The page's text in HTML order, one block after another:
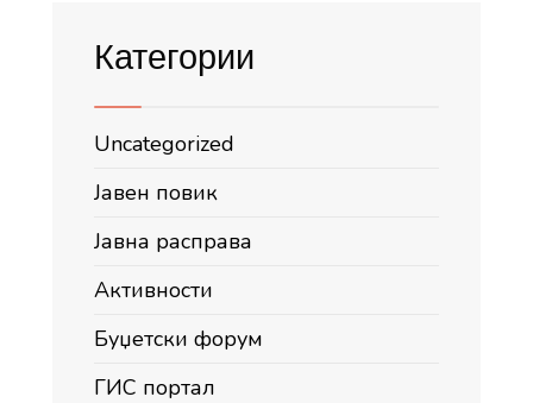
Категории
Uncategorized
Јавен повик
Јавна расправа
Активности
Буџетски форум
ГИС портал